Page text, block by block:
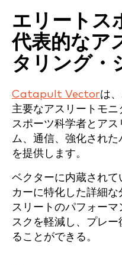
エリートス
代表的なア
タリング・
Catapult Vectorは
主要なアスリートモニ
スポーツ科学者とア
ム、通信、強化され
を提供します。
ベクターに内蔵されて
カーに特化した詳細
スリートのパフォーマ
スクを軽減し、プレ
ることができる。